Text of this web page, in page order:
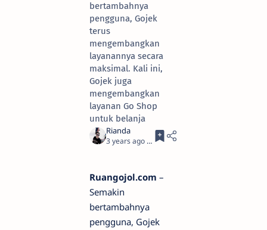
bertambahnya
pengguna, Gojek
terus
mengembangkan
layanannya secara
maksimal. Kali ini,
Gojek juga
mengembangkan
layanan Go Shop
untuk belanja
3 years ago 5
Ruangojol.com –
Semakin
bertambahnya
pengguna, Gojek